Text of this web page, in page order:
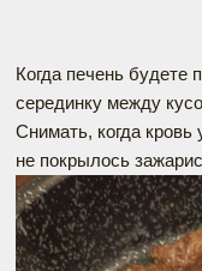
Когда печень будете
серединку между
Снимать, когда
не покрылось